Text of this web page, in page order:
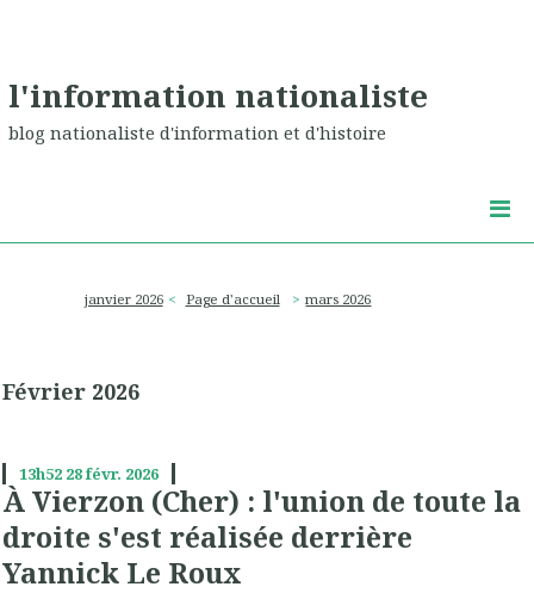
l'information nationaliste
blog nationaliste d'information et d'histoire
janvier 2026 Page d'accueil mars 2026
Février 2026
13h52 28févr. 2026
À Vierzon (Cher) : l'union de toute la
droite s'est réalisée derrière
Yannick Le Roux